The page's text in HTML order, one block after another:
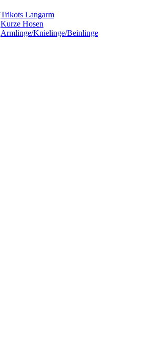
Trikots Langarm
Kurze Hosen
Armlinge/Knielinge/Beinlinge